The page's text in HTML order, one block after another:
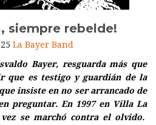
siempre rebelde!
La Bayer Band
Bayer, resguarda más que
que es testigo y guardián de la
insiste en no ser arrancado de
preguntar. En 1997 en Villa La
se marchó contra el olvido.